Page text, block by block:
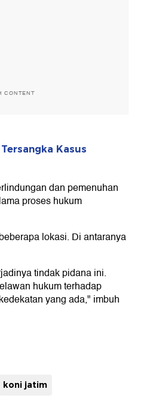
CONTENT
Kasus
dan pemenuhan
proses hukum
lokasi. Di antaranya
tindak pidana ini.
hukum terhadap
yang ada," imbuh
koni jatim